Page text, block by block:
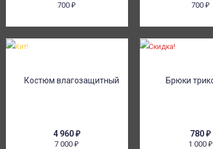
700₽ 700₽
4 960₽
7 000₽
Хит!
780₽
1 000₽
Скидка!